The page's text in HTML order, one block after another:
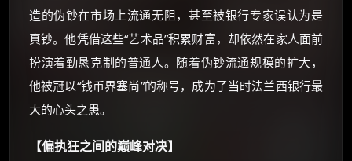
造的伪钞在市场上流通无阻，甚至被银行专家误认为是
真钞。他凭借这些“艺术品”积累财富，却依然在家人面前
扮演着勤恳克制的普通人。随着伪钞流通规模的扩大，
他被冠以“钱币界塞尚”的称号，成为了当时法兰西银行最
大的心头之患。
【偏执狂之间的巅峰对决】
还有支付宝现金红包、外卖红包、
优惠券、活动红包，每日可领。